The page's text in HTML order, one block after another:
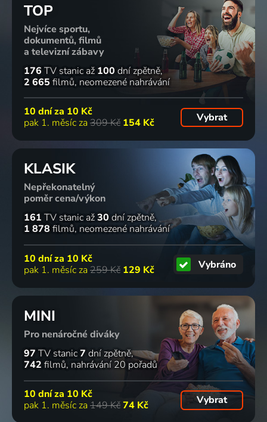
TOP
Nejvíce sportu,
dokumentů, filmů
a televizní zábavy
176 TV stanic až 100 dní zpětně
2 665 filmů neomezené nahrávání
10 dní za 10 Kč
pak 1. měsíc za 309 Kč 154 Kč Vybrat
KLASIK
Nepřekonatelný
poměr cena/výkon
161 TV stanic až30 dní zpětně
1 878 filmů neomezené nahrávání
10 dní za 10 Kč
pak 1. měsíc za 259 Kč 129 Kč Vybráno
MINI
Pro nenáročné diváky
97 TV stanic7 dní zpětně
742 filmů nahrávání 20 pořadů
10 dní za 10 Kč
pak 1. měsíc za 149 Kč74 Kč Vybrat